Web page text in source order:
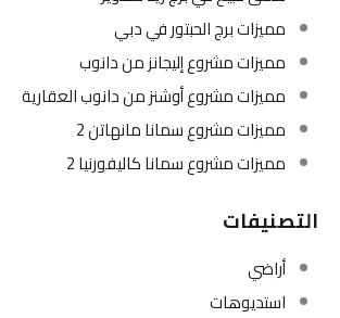
مميزات برج الحبتور في دبي
مميزات مشروع إليجانز من دانوب
مميزات مشروع أوشنز من دانوب العقارية
مميزات مشروع سمانا مانهاتن 2
مميزات مشروع سمانا كاليفورنيا 2
التصنيفات
أراضي
استديوهات